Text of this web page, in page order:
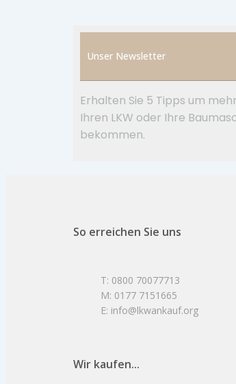
Unser Newsletter
Erhalten Sie 5 Tipps um
Ihren LKW oder Ihre
bekommen.
So erreichen Sie uns
T: 0800 70077713
M: 0177 7151665
E: info@lkwankauf.org
Wir kaufen...